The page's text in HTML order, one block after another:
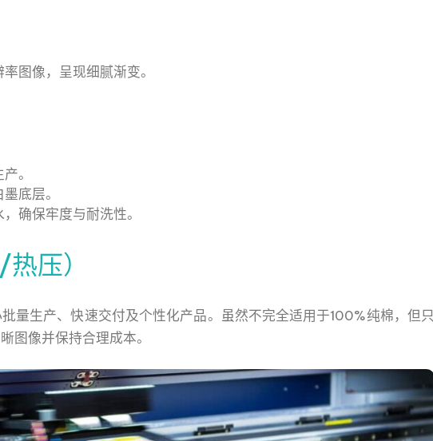
图像，呈现细腻渐变。
。
底层。
确保牢度与耐洗性。
压）
量生产、快速交付及个性化产品。虽然不完全适用于100%纯棉，但只
图像并保持合理成本。